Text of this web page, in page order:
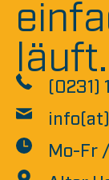
läuft.
(0231)
Mo-Fr